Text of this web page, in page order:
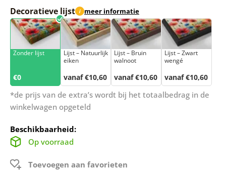
Decoratieve lijst i meer informatie
Zonder lijst
€0
Lijst – Natuurlijk
eiken
vanaf €10,60
Lijst – Bruin
walnoot
vanaf €10,60
Lijst – Zwart
wengé
vanaf €10,60
*de prijs van de extra’s wordt bij het totaalbedrag in de
winkelwagen opgeteld
Beschikbaarheid:
Op voorraad
Toevoegen aan favorieten